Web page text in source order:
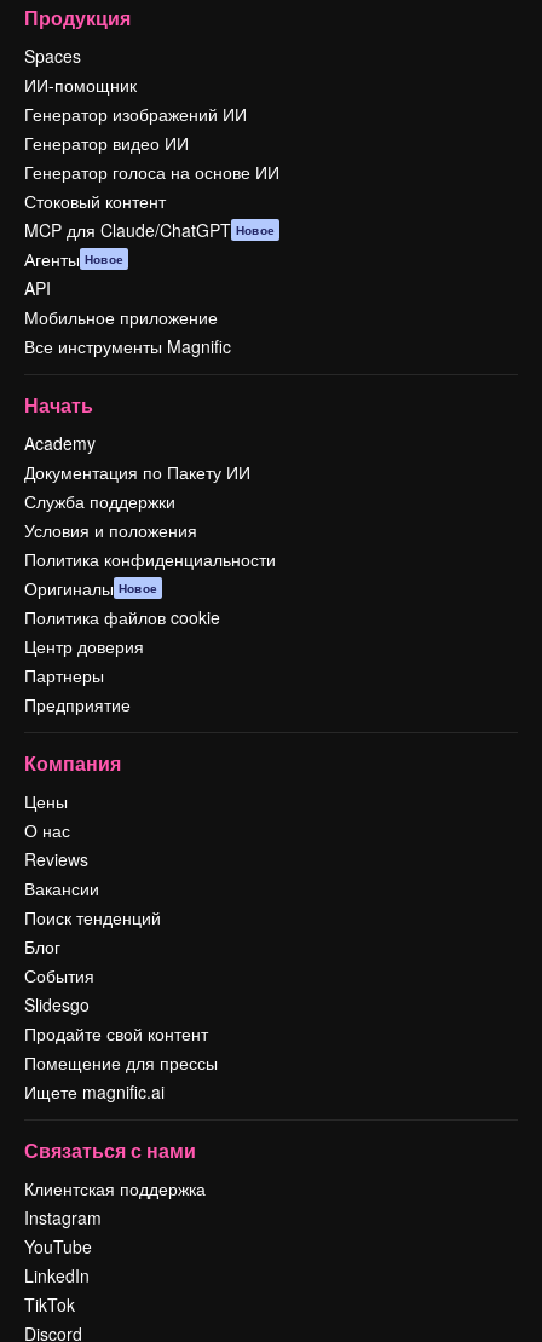
Продукция
Spaces
ИИ-помощник
Генератор изображений ИИ
Генератор видео ИИ
Генератор голоса на основе ИИ
Стоковый контент
MCP для Claude/ChatGPT Новое
Агенты Новое
API
Мобильное приложение
Все инструменты Magnific
Начать
Academy
Документация по Пакету ИИ
Служба поддержки
Условия и положения
Политика конфиденциальности
Оригиналы Новое
Политика файлов cookie
Центр доверия
Партнеры
Предприятие
Компания
Цены
О нас
Reviews
Вакансии
Поиск тенденций
Блог
События
Slidesgo
Продайте свой контент
Помещение для прессы
Ищете magnific.ai
Связаться с нами
Клиентская поддержка
Instagram
YouTube
LinkedIn
TikTok
Discord